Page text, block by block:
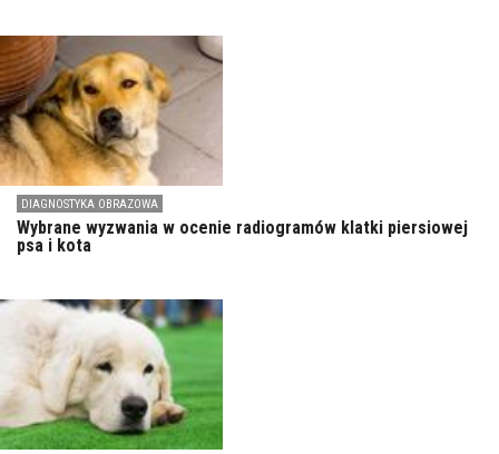
DIAGNOSTYKA OBRAZOWA
Wybrane wyzwania w ocenie radiogramów klatki piersiowej
psa i kota